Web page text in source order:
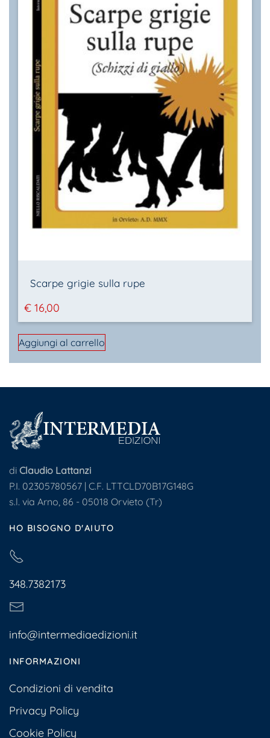
Scarpe grigie sulla rupe
€ 16,00
Aggiungi al carrello
di Claudio Lattanzi
P.I. 02305780567 | C.F. LTTCLD70B17G148G
s.l. via Arno, 86 - 05018 Orvieto (Tr)
HO BISOGNO D'AIUTO
348.7382173
info@intermediaedizioni.it
INFORMAZIONI
Condizioni di vendita
Privacy Policy
Cookie Policy